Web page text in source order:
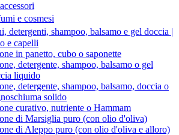
e cosmesi
detergenti, shampoo, balsamo e gel doccia |
e capelli
in panetto, cubo o saponette
detergente, shampoo, balsamo o gel
liquido
detergente, shampoo, balsamo, doccia o
solido
curativo, nutriente o Hammam
di Marsiglia puro (con olio d'oliva)
di Aleppo puro (con olio d'oliva e alloro)